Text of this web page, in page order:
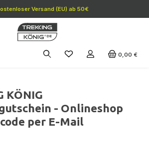
Versand (EU) ab 50€
0,00 €
KÖNIG
- Onlineshop
per E-Mail